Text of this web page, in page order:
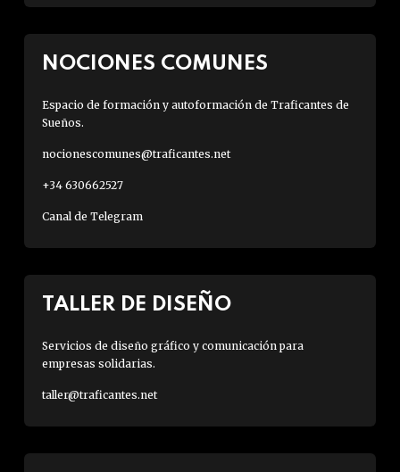
NOCIONES COMUNES
Espacio de formación y autoformación de Traficantes de
Sueños.
nocionescomunes@traficantes.net
+34 630662527
Canal de Telegram
TALLER DE DISEÑO
Servicios de diseño gráfico y comunicación para
empresas solidarias.
taller@traficantes.net